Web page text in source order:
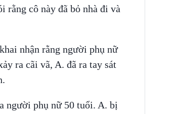
rằng cô này đã bỏ nhà đi và
nhận rằng người phụ nữ
ra cãi vã, A. đã ra tay sát
người phụ nữ 50 tuổi. A. bị